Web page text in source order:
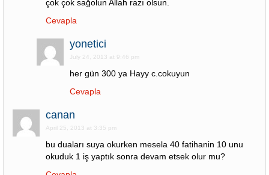
çok çok sağolun Allah razı olsun.
Cevapla
yonetici
July 24, 2013 at 9:46 pm
her gün 300 ya Hayy c.cokuyun
Cevapla
canan
April 25, 2013 at 3:35 pm
bu duaları suya okurken mesela 40 fatihanin 10 unu
okuduk 1 iş yaptık sonra devam etsek olur mu?